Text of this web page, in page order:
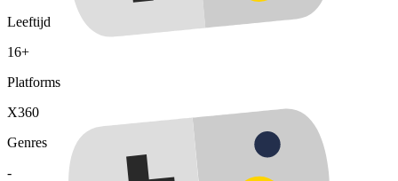
Leeftijd
16+
Platforms
X360
Genres
-